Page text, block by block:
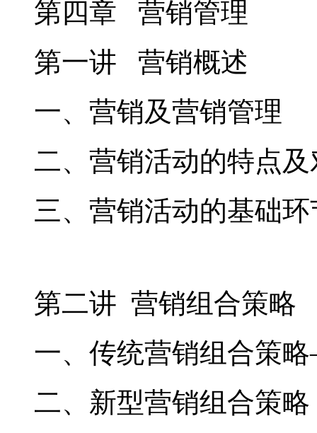
第四章 营销管理
第一讲 营销概述
一、营销及营销管理
二、营销活动的特点及
三、营销活动的基础环
第二讲 营销组合策略
一、传统营销组合策
二、新型营销组合策略